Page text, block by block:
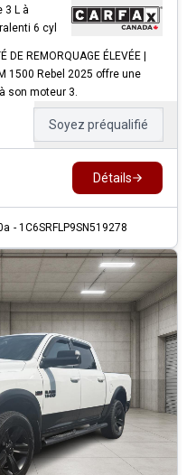
3 L à
6 cyl
DE REMORQUAGE ÉLEVÉE |
1500 Rebel 2025 offre une
son moteur 3.
Soyez préqualifié
Détails
- 1C6SRFLP9SN519278